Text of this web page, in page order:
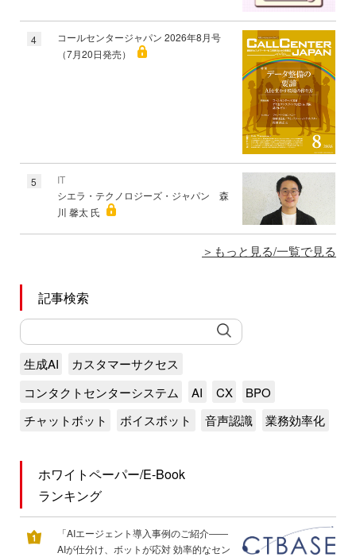
4
コールセンタージャパン 2026年8月号
（7月20日発売）
5
IT
シエラ・テクノロジーズ・ジャパン 森
川 馨太 氏
もっと見る/一覧で見る
記事検索
生成AI
カスタマーサクセス
コンタクトセンターシステム
AI CX
BPO
チャットボット
ボイスボット 音声認識 業務効率化
ホワイトペーパー/E-Book
ランキング
「AIエージェント導入事例のご紹介――
AIが仕分け、ボットが応対 効率的なセン